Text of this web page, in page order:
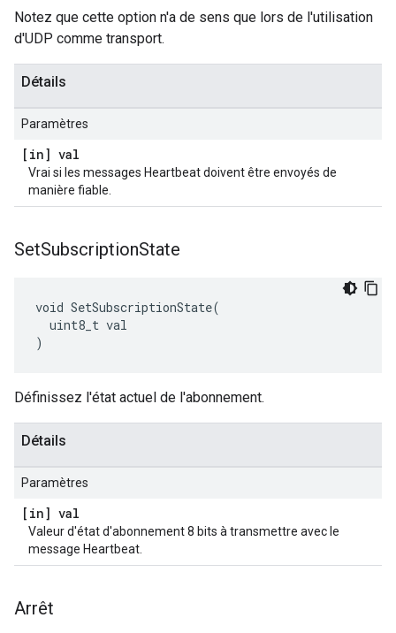
Notez que cette option n'a de sens que lors de l'utilisation
d'UDP comme transport.
Détails
Paramètres
[in] val
Vrai si les messages Heartbeat doivent être envoyés de
manière fiable.
SetSubscriptionState
void SetSubscriptionState(
  uint8_t val
)
Définissez l'état actuel de l'abonnement.
Détails
Paramètres
[in] val
Valeur d'état d'abonnement 8 bits à transmettre avec le
message Heartbeat.
Arrêt